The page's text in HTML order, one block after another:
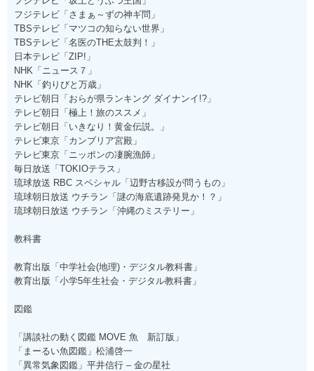
フジテレビ「さまぁ～ずの神ギ問」
TBSテレビ「マツコの知らない世界」
TBSテレビ「名医のTHE太鼓判！」
日本テレビ「ZIP!」
NHK「ニュース７」
NHK「釣りびと万歳」
テレビ朝日「おらが県ランキング ダイナンイ!?」
テレビ朝日「極上！旅のススメ」
テレビ朝日「いきなり！黄金伝説。」
テレビ東京「カンブリア宮殿」
テレビ東京「ニッポンの凄腕漁師」
毎日放送「TOKIOテラス」
琉球放送 RBC スペシャル「辺野古移設が問うもの」
琉球朝日放送 ウチラン「謎の海底遺跡発見か！？」
琉球朝日放送 ウチラン「沖縄のミステリー」
教科書
教育出版「中学社会(地理)・デジタル教科書」
教育出版「小学5年生社会・デジタル教科書」
図鑑
「講談社の動く図鑑 MOVE 魚 新訂版」
「まーるい魚図鑑」松浦啓一
「異常気象図鑑」平井信行 – 金の星社